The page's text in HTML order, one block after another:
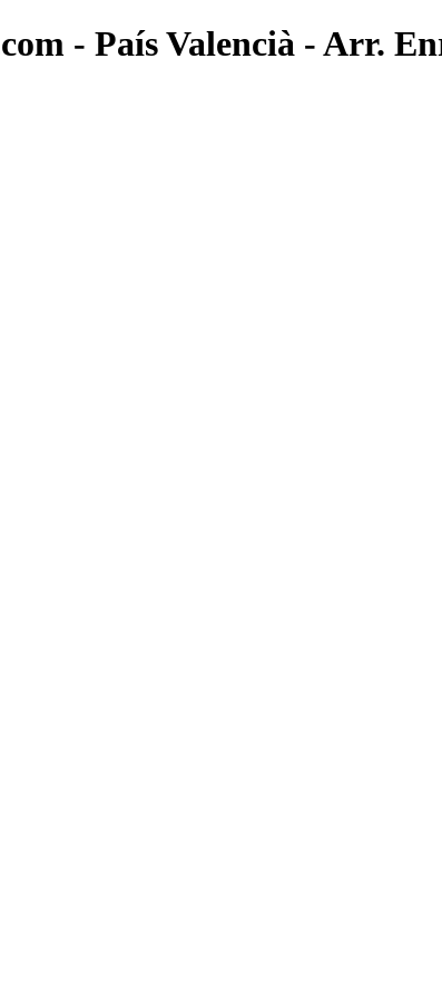
- País Valencià - Arr.